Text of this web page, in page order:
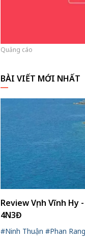
Quảng cáo
BÀI VIẾT MỚI NHẤT
Review Vịnh Vĩnh Hy
4N3Đ
#Ninh Thuận #Phan Rang